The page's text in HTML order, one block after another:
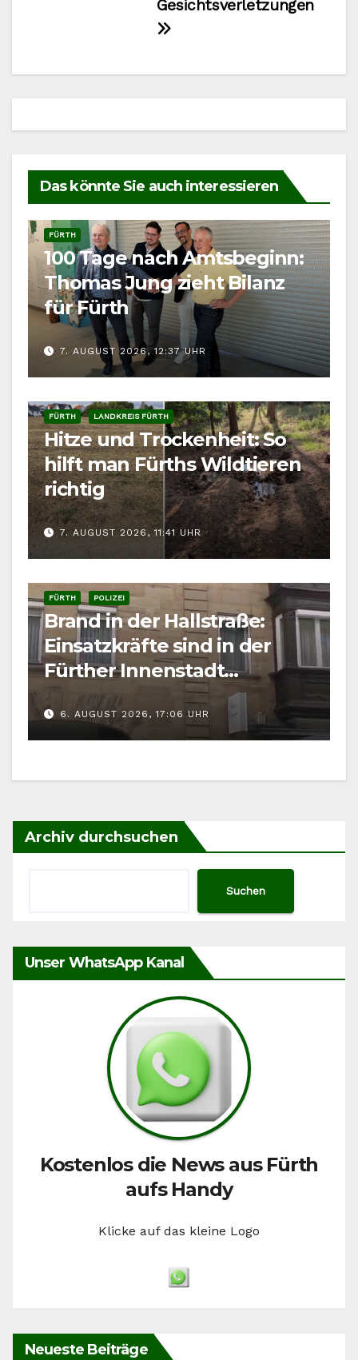
Gesichtsverletzungen
Das könnte Sie auch interessieren
FÜRTH
100 Tage nach Amtsbeginn:
Thomas Jung zieht Bilanz
für Fürth
7. AUGUST 2026, 12:37 UHR
FÜRTH LANDKREIS FÜRTH
Hitze und Trockenheit: So
hilft man Fürths Wildtieren
richtig
7. AUGUST 2026, 11:41 UHR
FÜRTH POLIZEI
Brand in der Hallstraße:
Einsatzkräfte sind in der
Fürther Innenstadt
gefordert
6. AUGUST 2026, 17:06 UHR
Archiv durchsuchen
Suchen
Unser WhatsApp Kanal
Kostenlos die News aus Fürth
aufs Handy
Klicke auf das kleine Logo
Neueste Beiträge